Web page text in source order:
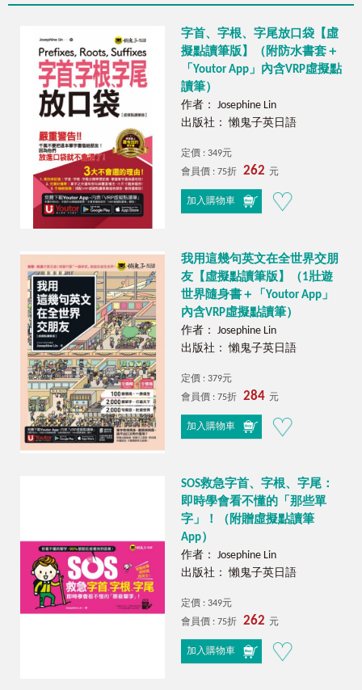
字首、字根、字尾放口袋【虛
擬點讀筆版】（附防水書套＋
「Youtor App」內含VRP虛擬點
讀筆）
作者： Josephine Lin
出版社： 懶鬼子英日語
定價 : 349元
會員價 : 75折
262 元
加入購物車
我用這幾句英文在全世界交朋
友【虛擬點讀筆版】（1壯遊
世界隨身書＋「Youtor App」
內含VRP虛擬點讀筆）
作者： Josephine Lin
出版社： 懶鬼子英日語
定價 : 379元
會員價 : 75折
284 元
加入購物車
SOS救急字首、字根、字尾：
即時學會看不懂的「那些單
字」！（附贈虛擬點讀筆
App）
作者： Josephine Lin
出版社： 懶鬼子英日語
定價 : 349元
會員價 : 75折
262 元
加入購物車